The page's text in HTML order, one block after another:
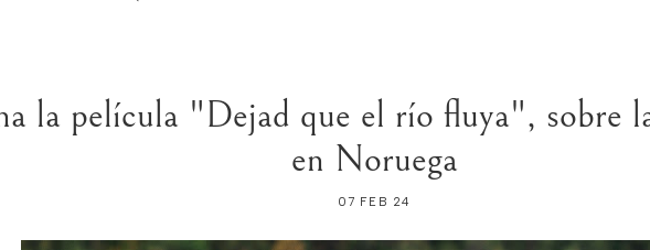
la película "Dejad que el río fluya", sobre
en Noruega
07 FEB 24